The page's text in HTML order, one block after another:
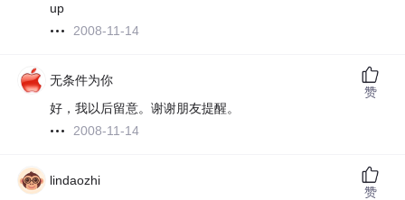
up
2008-11-14
无条件为你
好，我以后留意。谢谢朋友提醒。
2008-11-14
赞
lindaozhi
赞